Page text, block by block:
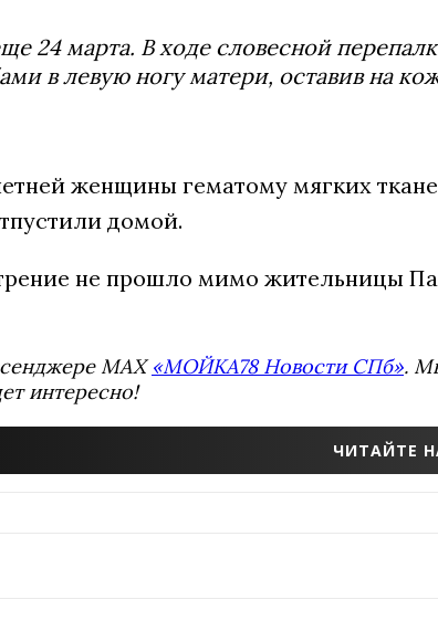
24 марта. В ходе словесной
в левую ногу матери, оставив на
женщины гематому мягких
домой.
не прошло мимо жительницы
MAX«МОЙКА78 Новости СПб».
интересно!
ЧИТАЙТЕ